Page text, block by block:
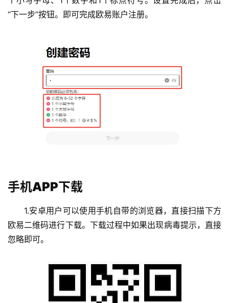
“下一步”按钮。即可完成欧易账户注册。
手机APP下载
1.安卓用户可以使用手机自带的浏览器，直接扫描下方
欧易二维码进行下载。下载过程中如果出现病毒提示，直接
忽略即可。